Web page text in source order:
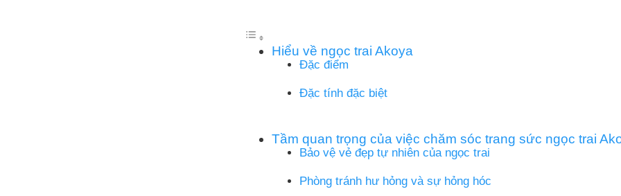
Hiểu về ngọc trai Akoya
Đặc điểm
Đặc tính đặc biệt
Tầm quan trọng của việc chăm sóc trang sức ngọc trai
Bảo vệ vẻ đẹp tự nhiên của ngọc trai
Phòng tránh hư hỏng và sự hỏng hóc